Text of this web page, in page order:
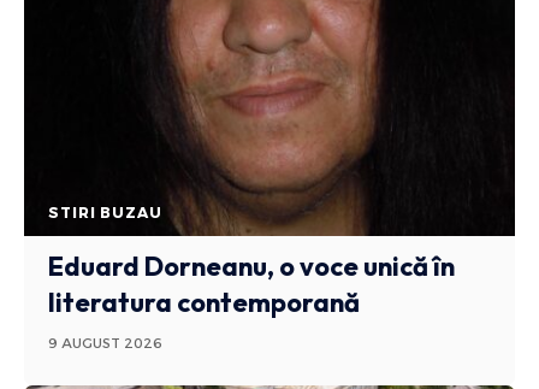
STIRI BUZAU
Eduard Dorneanu, o voce unică în
literatura contemporană
9 AUGUST 2026